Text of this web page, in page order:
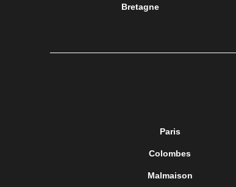
Bretagne
Paris
Colombes
Malmaison